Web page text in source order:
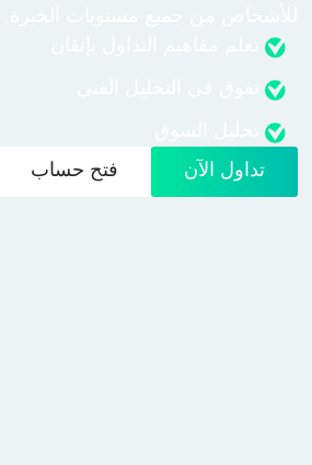
تعلم مفاهيم التداول بإتقان
تفوق في التحليل الفني
تحليل السوق
تداول الآن
فتح حساب